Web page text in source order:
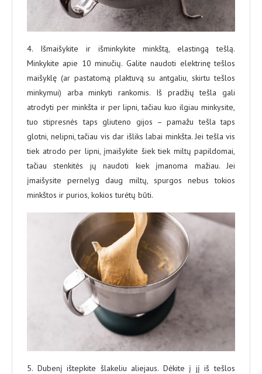
4. Išmaišykite ir išminkykite minkštą, elastingą tešlą.
Minkykite apie 10 minučių. Galite naudoti elektrinę tešlos
maišyklę (ar pastatomą plaktuvą su antgaliu, skirtu tešlos
minkymui) arba minkyti rankomis. Iš pradžių tešla gali
atrodyti per minkšta ir per lipni, tačiau kuo ilgiau minkysite,
tuo stipresnės taps gliuteno gijos – pamažu tešla taps
glotni, nelipni, tačiau vis dar išliks labai minkšta. Jei tešla vis
tiek atrodo per lipni, įmaišykite šiek tiek miltų papildomai,
tačiau stenkitės jų naudoti kiek įmanoma mažiau. Jei
įmaišysite pernelyg daug miltų, spurgos nebus tokios
minkštos ir purios, kokios turėtų būti.
5. Dubenį ištepkite šlakeliu aliejaus. Dėkite į jį iš tešlos